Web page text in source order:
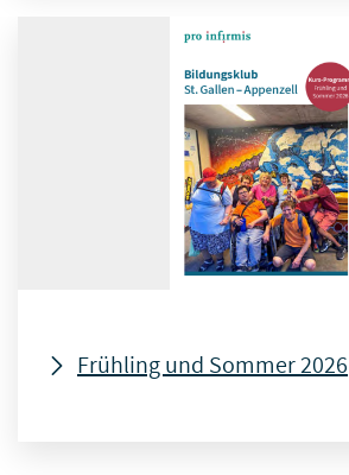
Frühling und Sommer 2026